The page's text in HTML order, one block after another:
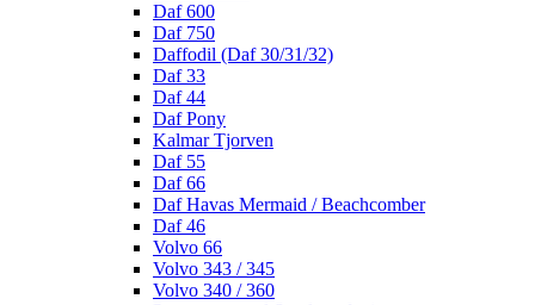
Daf 600
Daf 750
Daffodil (Daf 30/31/32)
Daf 33
Daf 44
Daf Pony
Kalmar Tjorven
Daf 55
Daf 66
Daf Havas Mermaid / Beachcomber
Daf 46
Volvo 66
Volvo 343 / 345
Volvo 340 / 360